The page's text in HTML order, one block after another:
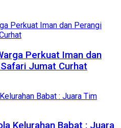
Perkuat Iman dan
Jumat Curhat
Kelurahan Babat : Juara